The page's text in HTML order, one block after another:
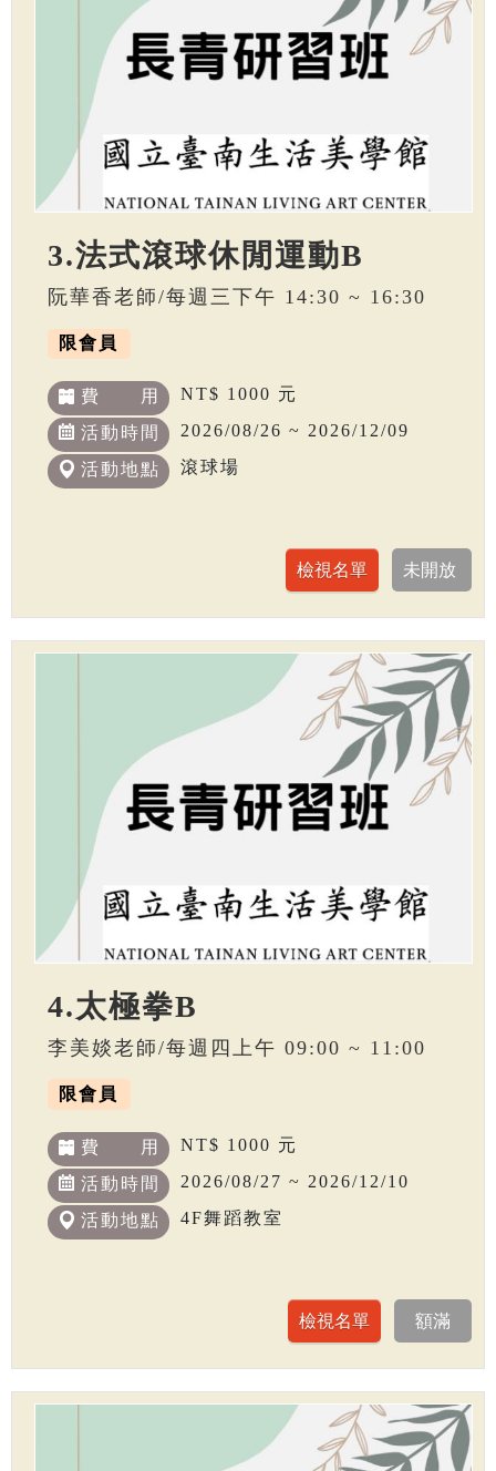
3.法式滾球休閒運動B
阮華香老師/每週三下午 14:30 ~ 16:30
限會員
費 用 NT$ 1000 元
活動時間 2026/08/26 ~ 2026/12/09
活動地點 滾球場
4.太極拳B
李美婒老師/每週四上午 09:00 ~ 11:00
限會員
費 用 NT$ 1000 元
活動時間 2026/08/27 ~ 2026/12/10
活動地點 4F舞蹈教室